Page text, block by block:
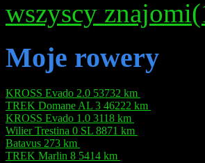
wszyscy
Moje rowery
KROSS Evado 2.0 53732 km
TREK Domane AL 3 46222 km
KROSS Evado 1.0 3118 km
Wilier Trestina 0 SL 8871 km
Batavus 273 km
TREK Marlin 8 5414 km